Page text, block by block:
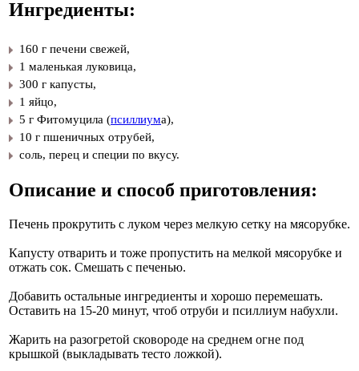
Ингредиенты:
160 г печени свежей,
​1 маленькая луковица,
​300 г капусты,
​1 яйцо,
​5 г Фитомуцила (псиллиума),
​10 г пшеничных отрубей,
​соль, перец и специи по вкусу.
Описание и способ приготовления:
Печень прокрутить с луком через мелкую сетку на мясорубке.
Капусту отварить и тоже пропустить на мелкой мясорубке и
отжать сок. Смешать с печенью.
Добавить остальные ингредиенты и хорошо перемешать.
Оставить на 15-20 минут, чтоб отруби и псиллиум набухли.
Жарить на разогретой сковороде на среднем огне под
крышкой (выкладывать тесто ложкой).